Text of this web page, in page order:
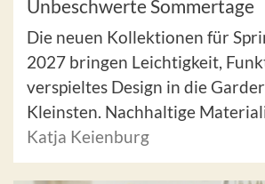
Unbeschwerte Sommertage
Die neuen Kollektionen für
2027 bringen Leichtigkeit,
verspieltes Design in die
Kleinsten. Nachhaltige
Katja Keienburg